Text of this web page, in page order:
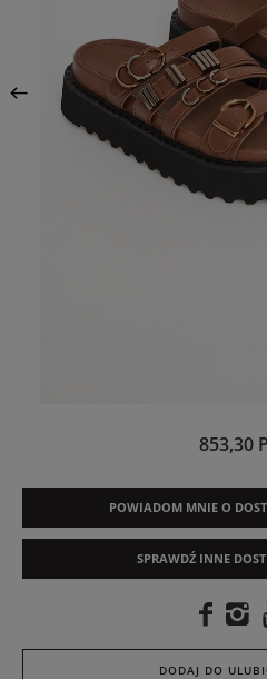
853,30
POWIADOM MNIE O
SPRAWDŹ INNE
DODAJ DO